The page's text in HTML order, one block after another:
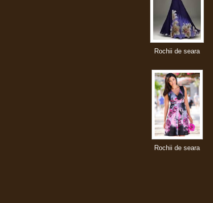
Rochii de seara
Rochii de seara